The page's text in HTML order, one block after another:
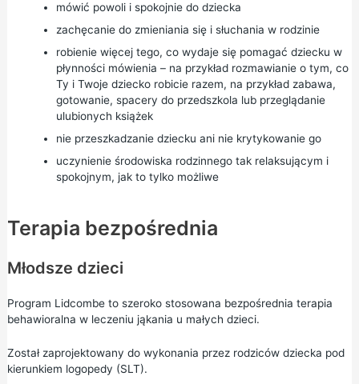
mówić powoli i spokojnie do dziecka
zachęcanie do zmieniania się i słuchania w rodzinie
robienie więcej tego, co wydaje się pomagać dziecku w
płynności mówienia – na przykład rozmawianie o tym, co
Ty i Twoje dziecko robicie razem, na przykład zabawa,
gotowanie, spacery do przedszkola lub przeglądanie
ulubionych książek
nie przeszkadzanie dziecku ani nie krytykowanie go
uczynienie środowiska rodzinnego tak relaksującym i
spokojnym, jak to tylko możliwe
Terapia bezpośrednia
Młodsze dzieci
Program Lidcombe to szeroko stosowana bezpośrednia terapia
behawioralna w leczeniu jąkania u małych dzieci.
Został zaprojektowany do wykonania przez rodziców dziecka pod
kierunkiem logopedy (SLT).